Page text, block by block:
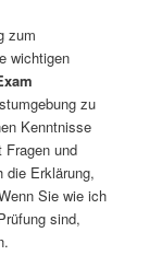
zum
wichtigen
zu
Kenntnisse
und
die Erklärung,
Sie wie ich
sind,